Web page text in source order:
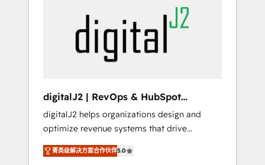
www.onthefuze.com/hubspot-admin Contact
us to learn more!
webdesign (We focus on EMEA - USA
customers).
digitalJ2 | RevOps & HubSpot
Implementations
digitalJ2 helps organizations design and
optimize revenue systems that drive
scalable, predictable growth. As a triple-
accredited HubSpot Solutions Partner, we
菁英级解决方案合作伙伴5.0